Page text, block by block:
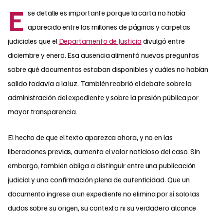
E se detalle es importante porque la carta no había
aparecido entre las millones de páginas y carpetas
judiciales que el Departamento de Justiciadivulgó entre
diciembre y enero. Esa ausencia alimentó nuevas preguntas
sobre qué documentos estaban disponibles y cuáles no habían
salido todavía a la luz. También reabrió el debate sobre la
administración del expediente y sobre la presión pública por
mayor transparencia.
El hecho de que el texto aparezca ahora, y no en las
liberaciones previas, aumenta el valor noticioso del caso. Sin
embargo, también obliga a distinguir entre una publicación
judicial y una confirmación plena de autenticidad. Que un
documento ingrese a un expediente no elimina por sí solo las
dudas sobre su origen, su contexto ni su verdadero alcance